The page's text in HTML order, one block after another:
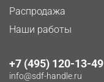
Распродажа
Наши работы
+7 (495) 120-13-49
info@sdf-handle.ru